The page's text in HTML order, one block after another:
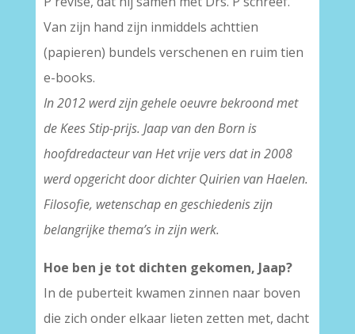
Van zijn hand zijn inmiddels achttien
(papieren) bundels verschenen en ruim tien
e-books.
In 2012 werd zijn gehele oeuvre bekroond met
de Kees Stip-prijs. Jaap van den Born is
hoofdredacteur van Het vrije vers dat in 2008
werd opgericht door dichter Quirien van Haelen.
Filosofie, wetenschap en geschiedenis zijn
belangrijke thema’s in zijn werk.
Hoe ben je tot dichten gekomen, Jaap?
In de puberteit kwamen zinnen naar boven
die zich onder elkaar lieten zetten met, dacht